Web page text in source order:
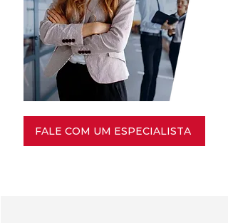
FALE COM UM ESPECIALISTA